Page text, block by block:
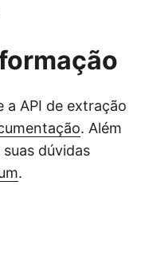
a API de extração
. Além
dúvidas
.